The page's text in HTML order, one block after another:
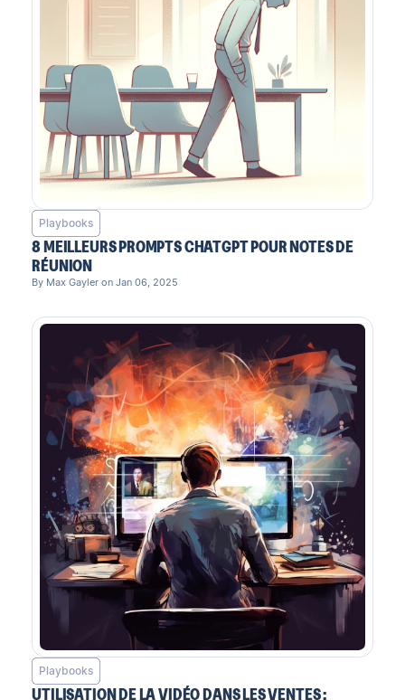
Playbooks
8 MEILLEURS PROMPTS CHATGPT POUR NOTES DE
RÉUNION
By Max Gayler on Jan 06, 2025
Playbooks
UTILISATION DE LA VIDÉO DANS LES VENTES :